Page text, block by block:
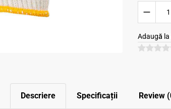
Adaugă
Descriere Specificații Review